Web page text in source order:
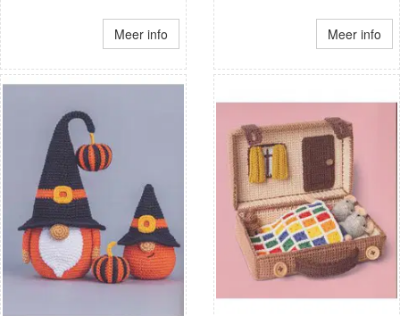
Meer info Meer info